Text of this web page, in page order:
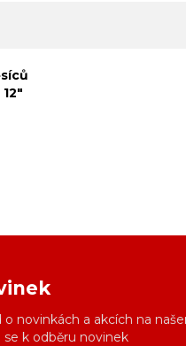
novinkách a akcích na
k odběru novinek